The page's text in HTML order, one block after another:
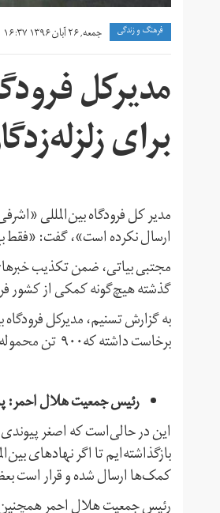
فرهنگ و زندگی جمعه, ۲۶ آبان ۱۳۹۶ ۱۶:۳۷
مدیرکل
برای
مدیر کل فرودگاه بین‌المللی
ارسال نکرده است»، گفت: «فقط بهداشت جهانی ‌محموله
مجتبی بیاتی، ضمن تکذیب
گذشته هیچ‌گونه کمکی از کشور
برخاست داشته که۹۰۰ تن محموله کمک‌های ایرانی برای مردم زلزله‌زده ارسال شده است.»
رئیس جمعیت هلال
این در حالی‌است که اصغر
بازگذاشته‌ایم‌ تا اگر نهادهای
کمک‌ها ارسال شده و قرار است